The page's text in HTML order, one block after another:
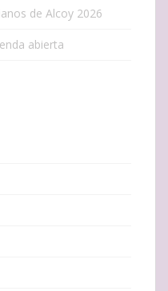
de Alcoy 2026
abierta